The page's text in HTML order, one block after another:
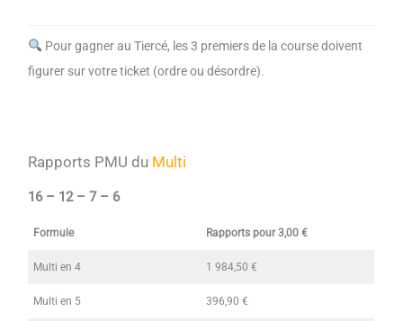
Pour gagner au Tiercé, les 3 premiers de la course doivent
figurer sur votre ticket (ordre ou désordre).
Rapports PMU du Multi
16 – 12 – 7 – 6
Formule Rapports pour 3,00 €
Multi en 4 1 984,50 €
Multi en 5 396,90 €